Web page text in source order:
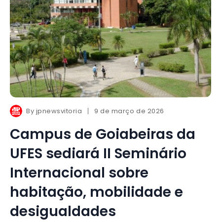
By jpnewsvitoria 9 de março de 2026
Campus de Goiabeiras da
UFES sediará II Seminário
Internacional sobre
habitação, mobilidade e
desigualdades